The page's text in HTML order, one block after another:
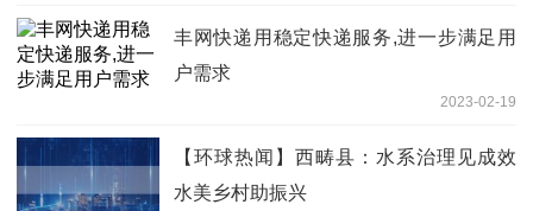
丰网快递用稳定快递服务,进一步满足用
户需求
2023-02-19
【环球热闻】西畴县：水系治理见成效
水美乡村助振兴